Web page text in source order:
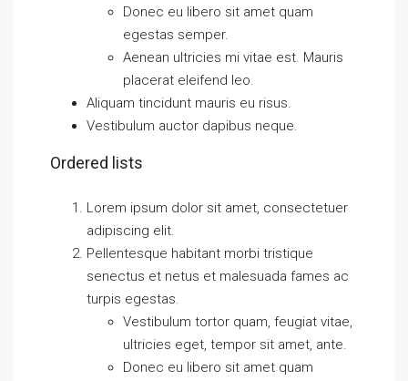
Donec eu libero sit amet quam
egestas semper.
Aenean ultricies mi vitae est. Mauris
placerat eleifend leo.
Aliquam tincidunt mauris eu risus.
Vestibulum auctor dapibus neque.
Ordered lists
Lorem ipsum dolor sit amet, consectetuer
adipiscing elit.
Pellentesque habitant morbi tristique
senectus et netus et malesuada fames ac
turpis egestas.
Vestibulum tortor quam, feugiat vitae,
ultricies eget, tempor sit amet, ante.
Donec eu libero sit amet quam